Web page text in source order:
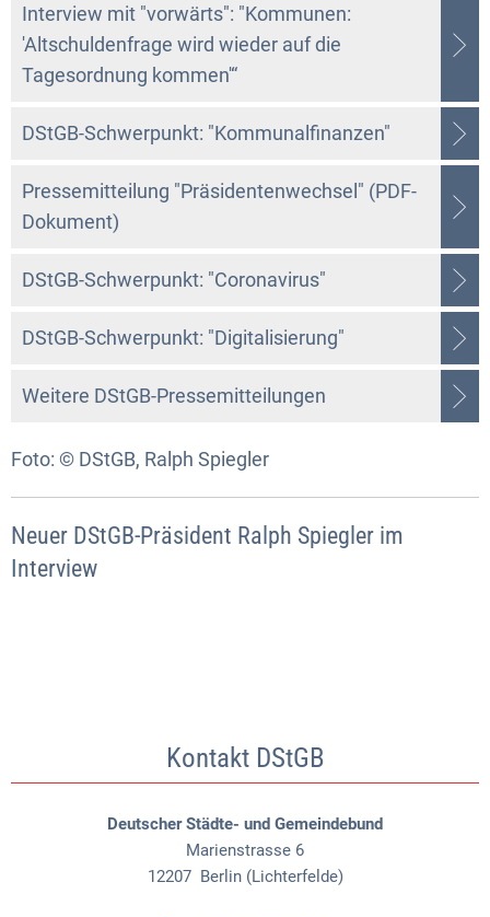
Interview mit "vorwärts": "Kommunen:
'Altschuldenfrage wird wieder auf die
Tagesordnung kommen'“
DStGB-Schwerpunkt: "Kommunalfinanzen"
Pressemitteilung "Präsidentenwechsel" (PDF-
Dokument)
DStGB-Schwerpunkt: "Coronavirus"
DStGB-Schwerpunkt: "Digitalisierung"
Weitere DStGB-Pressemitteilungen
Foto: © DStGB, Ralph Spiegler
Neuer DStGB-Präsident Ralph Spiegler im
Interview
Kontakt DStGB
Deutscher Städte- und Gemeindebund
Marienstrasse 6
12207 Berlin (Lichterfelde)